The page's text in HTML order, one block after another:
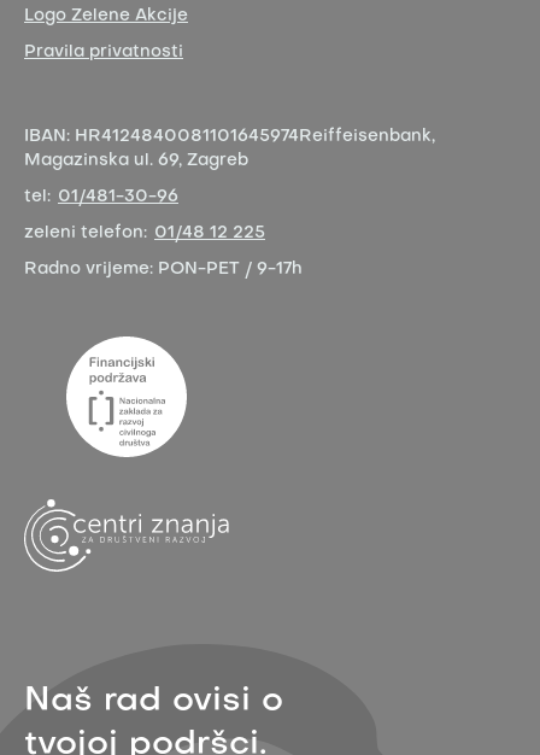
Logo Zelene Akcije
Pravila privatnosti
IBAN: HR4124840081101645974 Reiffeisenbank,
Magazinska ul. 69, Zagreb
tel: 01/481-30-96
zeleni telefon: 01/48 12 225
Radno vrijeme: PON-PET / 9-17h
Naš rad ovisi o
tvojoj podršci.